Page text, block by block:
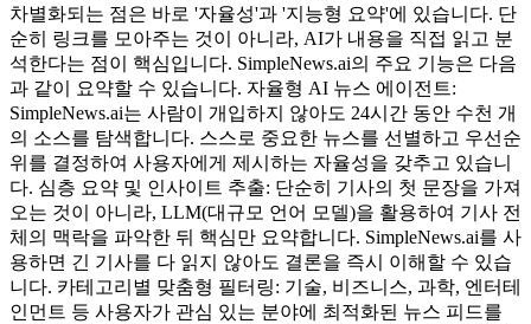
차별화되는 점은 바로 '자율성'과 '지능형 요약'에 있습니다. 단
순히 링크를 모아주는 것이 아니라, AI가 내용을 직접 읽고 분
석한다는 점이 핵심입니다. SimpleNews.ai의 주요 기능은 다음
과 같이 요약할 수 있습니다. 자율형 AI 뉴스 에이전트:
SimpleNews.ai는 사람이 개입하지 않아도 24시간 동안 수천 개
의 소스를 탐색합니다. 스스로 중요한 뉴스를 선별하고 우선순
위를 결정하여 사용자에게 제시하는 자율성을 갖추고 있습니
다. 심층 요약 및 인사이트 추출: 단순히 기사의 첫 문장을 가져
오는 것이 아니라, LLM(대규모 언어 모델)을 활용하여 기사 전
체의 맥락을 파악한 뒤 핵심만 요약합니다. SimpleNews.ai를 사
용하면 긴 기사를 다 읽지 않아도 결론을 즉시 이해할 수 있습
니다. 카테고리별 맞춤형 필터링: 기술, 비즈니스, 과학, 엔터테
인먼트 등 사용자가 관심 있는 분야에 최적화된 뉴스 피드를